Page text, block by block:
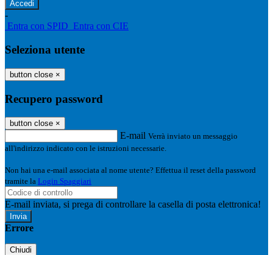
-
Entra con SPID Entra con CIE
Seleziona utente
button close ×
Recupero password
button close ×
E-mail Verrà inviato un messaggio
all'indirizzo indicato con le istruzioni necessarie.
Non hai una e-mail associata al nome utente? Effettua il reset della password
tramite la Login Spaggiari
E-mail inviata, si prega di controllare la casella di posta elettronica!
Errore
Chiudi